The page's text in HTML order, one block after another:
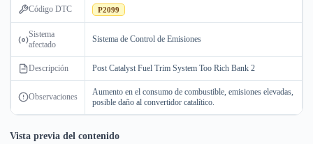
Código DTC P2099
Sistema
afectado
Sistema de Control de Emisiones
Descripción Post Catalyst Fuel Trim System Too Rich Bank 2
Observaciones
Aumento en el consumo de combustible, emisiones elevadas,
posible daño al convertidor catalítico.
Vista previa del contenido